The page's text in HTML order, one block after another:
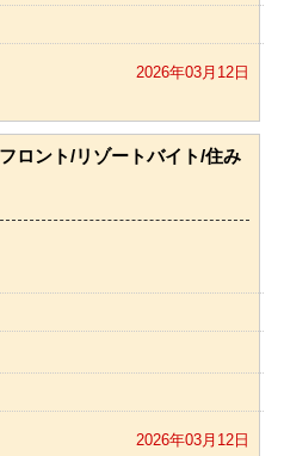
2026年03月12日
ロント/リゾートバイト/住み
2026年03月12日